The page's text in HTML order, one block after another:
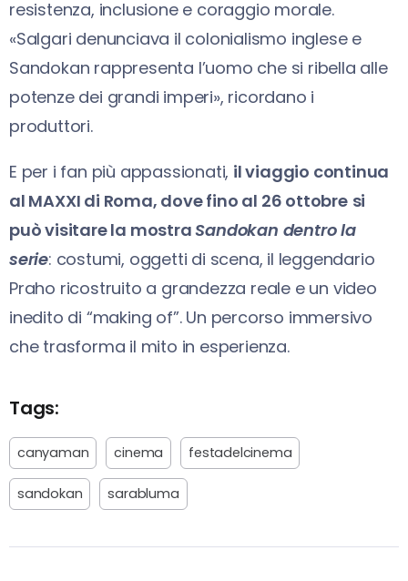
resistenza, inclusione e coraggio morale.
«Salgari denunciava il colonialismo inglese e
Sandokan rappresenta l’uomo che si ribella alle
potenze dei grandi imperi», ricordano i
produttori.
E per i fan più appassionati, il viaggio continua
al MAXXI di Roma, dove fino al 26 ottobre si
può visitare la mostraSandokan dentro la
serie: costumi, oggetti di scena, il leggendario
Praho ricostruito a grandezza reale e un video
inedito di “making of”. Un percorso immersivo
che trasforma il mito in esperienza.
Tags:
canyaman cinema festadelcinema
sandokan sarabluma